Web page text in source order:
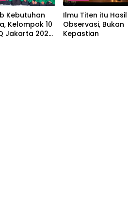
Kebutuhan
Kelompok 10
Jakarta 2026
Ilmu Titen itu Hasil
Observasi, Bukan
Kepastian